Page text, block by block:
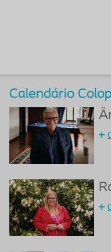
Calendário